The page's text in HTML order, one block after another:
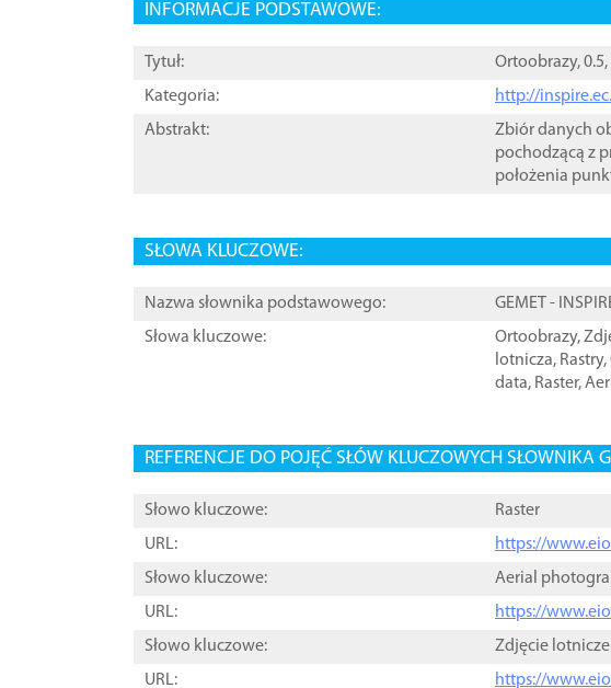
INFORMACJE PODSTAWOWE:
Tytuł:
Ortoobrazy,
Kategoria:
http://
Abstrakt:
Zbiór danych
pochodzącą z
położenia
SŁOWA KLUCZOWE:
Nazwa słownika podstawowego:
GEMET -
Słowa kluczowe:
Ortoobrazy,
lotnicza, Rastry,
data, Raster,
REFERENCJE DO POJĘĆ SŁÓW KLUCZOWYCH SŁOWNIKA
Słowo kluczowe:
Raster
URL:
https://
Słowo kluczowe:
Aerial
URL:
https://
Słowo kluczowe:
Zdjęcie lotnicze
URL:
https://